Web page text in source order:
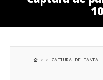
CAPTURA DE